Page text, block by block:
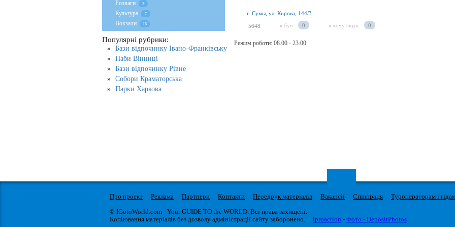
г. Сумы, ул. Кирова, 144/3
5648 я був 0 я хочу сюди 0
Режим роботи: 08.00 - 23.00
Розваги 2
Культура 7
Вокзали 16
Популярні рубрики:
Бази відпочинку Івано-Франківську
Паби Вінниці
Бази відпочинку Рівне
Собори Краматорська
Парки Харкова
Про проект Реклама Партнери Контакти Передрук матеріалів Вакансії Співпраця Туроператорам і
© IGotoWorld.com - Your GUIDE TO the WORLD. Всі права захищені.
Копіювання матеріалів без дозволу адміністрації сайту заборонено.
iproaction - Фото - DepositPhotos